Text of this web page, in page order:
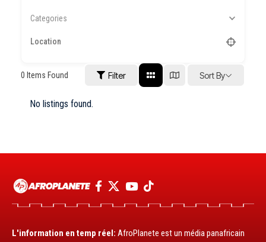
Categories
0 Items Found Filter Sort By
No listings found.
L'information en temp réel: AfroPlanete est un média panafricain